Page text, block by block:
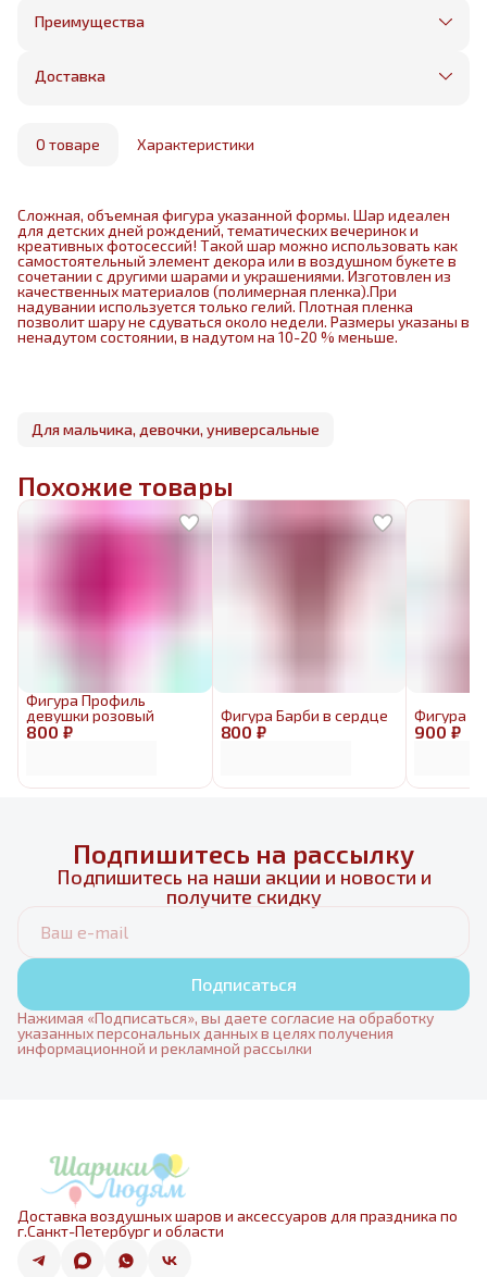
Преимущества
Оплата частями в Сплит
Бесплатная доставка в пределах КАД
маркетплейса
Доставка
О товаре Характеристики
Сложная, объемная фигура указанной формы. Шар идеален
для детских дней рождений, тематических вечеринок и
креативных фотосессий! Такой шар можно использовать как
самостоятельный элемент декора или в воздушном букете в
сочетании с другими шарами и украшениями. Изготовлен из
качественных материалов (полимерная пленка).При
надувании используется только гелий. Плотная пленка
позволит шару не сдуваться около недели. Размеры указаны в
ненадутом состоянии, в надутом на 10-20 % меньше.
Для мальчика, девочки, универсальные
Похожие товары
800 ₽
Фигура Профиль
девушки розовый
800 ₽
Фигура Барби в сердце
900 ₽
Фигура
Подпишитесь на рассылку
Подпишитесь на наши акции и новости и
получите скидку
Подписаться
Нажимая «Подписаться», вы даете согласие на обработку
указанных персональных данных в целях получения
информационной и рекламной рассылки
Доставка воздушных шаров и аксессуаров для праздника по
г.Санкт-Петербург и области